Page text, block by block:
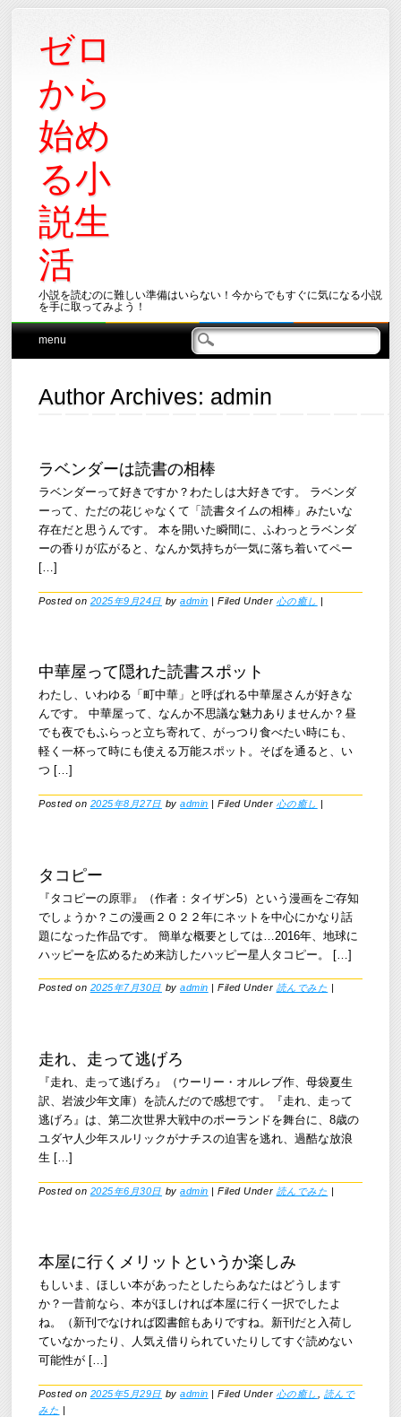
ゼロ
から
始め
る小
説生
活
小説を読むのに難しい準備はいらない！今からでもすぐに気になる小説
を手に取ってみよう！
Main menu
Skip
menu
Author Archives:admin
ラベンダーは読書の相棒
ラベンダーって好きですか？わたしは大好きです。 ラベンダ
ーって、ただの花じゃなくて「読書タイムの相棒」みたいな
存在だと思うんです。 本を開いた瞬間に、ふわっとラベンダ
ーの香りが広がると、なんか気持ちが一気に落ち着いてペー
[…]
Posted on 2025年9月24日 byadmin |Filed Under 心の癒し |
中華屋って隠れた読書スポット
わたし、いわゆる「町中華」と呼ばれる中華屋さんが好きな
んです。 中華屋って、なんか不思議な魅力ありませんか？昼
でも夜でもふらっと立ち寄れて、がっつり食べたい時にも、
軽く一杯って時にも使える万能スポット。そばを通ると、い
つ […]
Posted on 2025年8月27日 byadmin |Filed Under 心の癒し |
タコピー
『タコピーの原罪』（作者：タイザン5）という漫画をご存知
でしょうか？この漫画２０２２年にネットを中心にかなり話
題になった作品です。 簡単な概要としては…2016年、地球に
ハッピーを広めるため来訪したハッピー星人タコピー。 […]
Posted on 2025年7月30日 byadmin |Filed Under 読んでみた
走れ、走って逃げろ
『走れ、走って逃げろ』（ウーリー・オルレブ作、母袋夏生
訳、岩波少年文庫）を読んだので感想です。『走れ、走って
逃げろ』は、第二次世界大戦中のポーランドを舞台に、8歳の
ユダヤ人少年スルリックがナチスの迫害を逃れ、過酷な放浪
生 […]
Posted on 2025年6月30日 byadmin |Filed Under 読んでみた |
本屋に行くメリットというか楽しみ
もしいま、ほしい本があったとしたらあなたはどうします
か？一昔前なら、本がほしければ本屋に行く一択でしたよ
ね。（新刊でなければ図書館もありですね。新刊だと入荷し
ていなかったり、人気え借りられていたりしてすぐ読めない
可能性が […]
Posted on 2025年5月29日 byadmin |Filed Under 心の癒し
読んで
みた |